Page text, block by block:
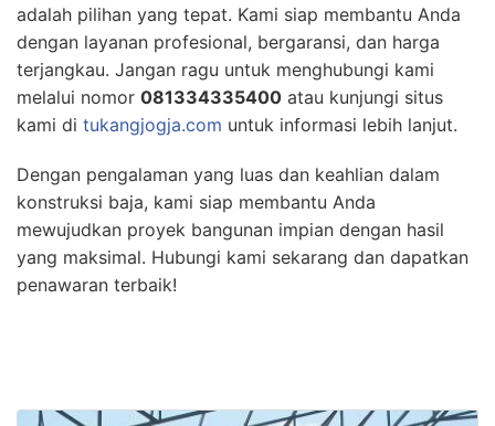
adalah pilihan yang tepat. Kami siap membantu Anda
dengan layanan profesional, bergaransi, dan harga
terjangkau. Jangan ragu untuk menghubungi kami
melalui nomor 081334335400 atau kunjungi situs
kami di tukangjogja.com untuk informasi lebih lanjut.
Dengan pengalaman yang luas dan keahlian dalam
konstruksi baja, kami siap membantu Anda
mewujudkan proyek bangunan impian dengan hasil
yang maksimal. Hubungi kami sekarang dan dapatkan
penawaran terbaik!